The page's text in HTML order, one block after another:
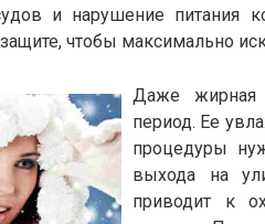
и нарушение питания
чтобы максимально
Даже жирная
период. Ее
процедуры
выхода на
приводит к